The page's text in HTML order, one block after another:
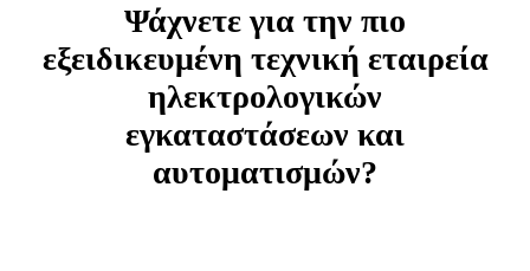
Ψάχνετε για την πιο
εξειδικευμένη τεχνική εταιρεία
ηλεκτρολογικών
εγκαταστάσεων και
αυτοματισμών?